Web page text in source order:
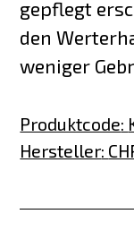
gepflegt
den
weniger
Produktcode:
Hersteller: